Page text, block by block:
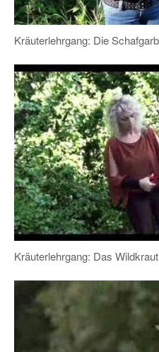
Kräuterlehrgang: Die
Kräuterlehrgang: Das